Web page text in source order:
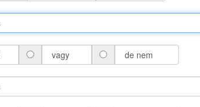
vagy de nem